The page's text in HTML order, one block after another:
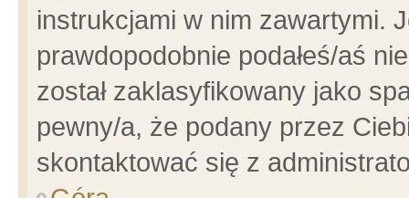
instrukcjami w nim zawartymi.
prawdopodobnie podałeś/aś
został zaklasyfikowany jako
pewny/a, że podany przez
skontaktować się z